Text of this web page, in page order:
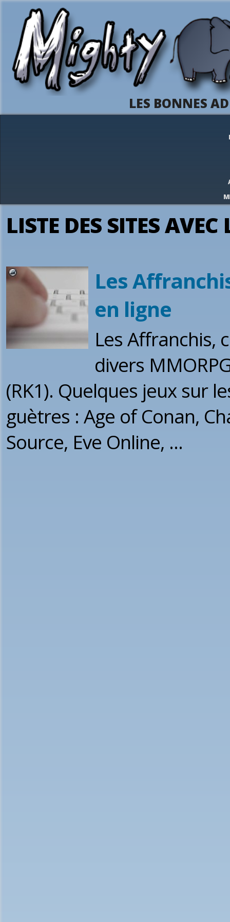
LES BONNES
LISTE DES SITES
Les
en ligne
Les Affranchis,
divers
(RK1). Quelques jeux sur
guètres : Age of Conan,
Source, Eve Online, ...